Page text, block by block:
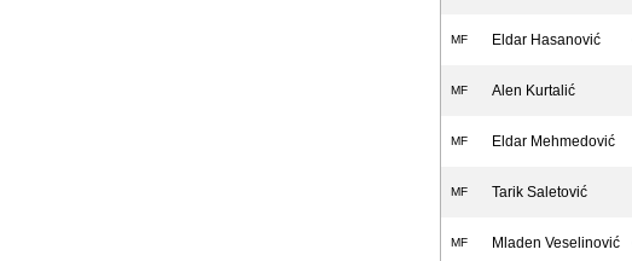
MF Eldar Hasanović
MF Alen Kurtalić
MF Eldar Mehmedović
MF Tarik Saletović
MF Mladen Veselinović